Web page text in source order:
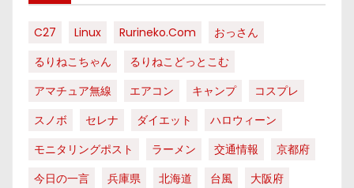
C27 Linux Rurineko.com
おっさん
るりねこちゃん
るりねこどっとこむ
アマチュア無線
エアコン キャンプ
コスプレ
スノボ
セレナ ダイエット
ハロウィーン
モニタリングポスト
ラーメン 交通情報
京都府
今日の一言
兵庫県 北海道 台風
大阪府